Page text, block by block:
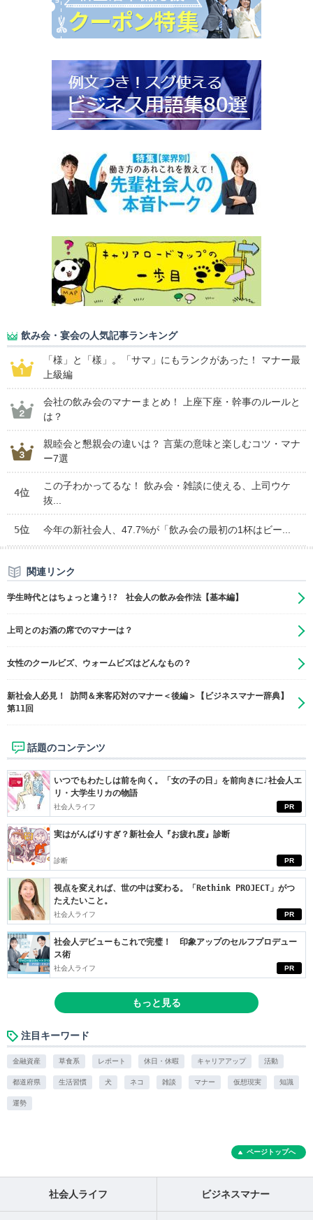
飲み会・宴会の人気記事ランキング
「様」と「樣」。「サマ」にもランクがあった！ マナー最
上級編
会社の飲み会のマナーまとめ！ 上座下座・幹事のルールと
は？
親睦会と懇親会の違いは？ 言葉の意味と楽しむコツ・マナ
ー7選
4位
この子わかってるな！ 飲み会・雑談に使える、上司ウケ
抜...
5位 今年の新社会人、47.7%が「飲み会の最初の1杯はビー...
関連リンク
学生時代とはちょっと違う!? 社会人の飲み会作法【基本編】
上司とのお酒の席でのマナーは？
女性のクールビズ、ウォームビズはどんなもの？
新社会人必見！ 訪問＆来客応対のマナー＜後編＞【ビジネスマナー辞典】
第11回
話題のコンテンツ
PR
いつでもわたしは前を向く。「女の子の日」を前向きに♪社会人エ
リ・大学生リカの物語
社会人ライフ
PR
実はがんばりすぎ？新社会人『お疲れ度』診断
診断
PR
視点を変えれば、世の中は変わる。「Rethink PROJECT」がつ
たえたいこと。
社会人ライフ
PR
社会人デビューもこれで完璧！ 印象アップのセルフプロデュー
ス術
社会人ライフ
もっと見る
注目キーワード
金融資産 草食系 レポート 休日・休暇 キャリアアップ 活動
都道府県 生活習慣 犬 ネコ 雑談 マナー 仮想現実 知識
運勢
ページトップへ
社会人ライフ ビジネスマナー